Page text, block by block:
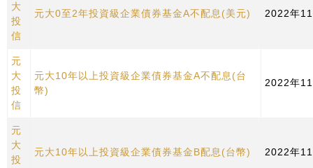
大
投
信
元大0至2年投資級企業債券基金A不配息(美元) 2022年
元
大
投
信
元大10年以上投資級企業債券基金A不配息(台
幣)
2022年
元
大
投
元大10年以上投資級企業債券基金B配息(台幣) 2022年